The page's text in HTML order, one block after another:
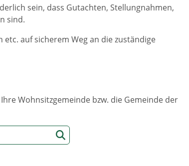
sein, dass Gutachten, Stellungnahmen,
sind.
auf sicherem Weg an die zuständige
Wohnsitzgemeinde bzw. die Gemeinde der